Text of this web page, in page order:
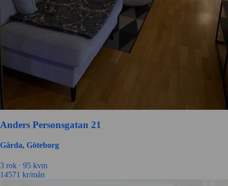
Anders Personsgatan 21
Gårda, Göteborg
3 rok ∙ 95 kvm
14571 kr/mån